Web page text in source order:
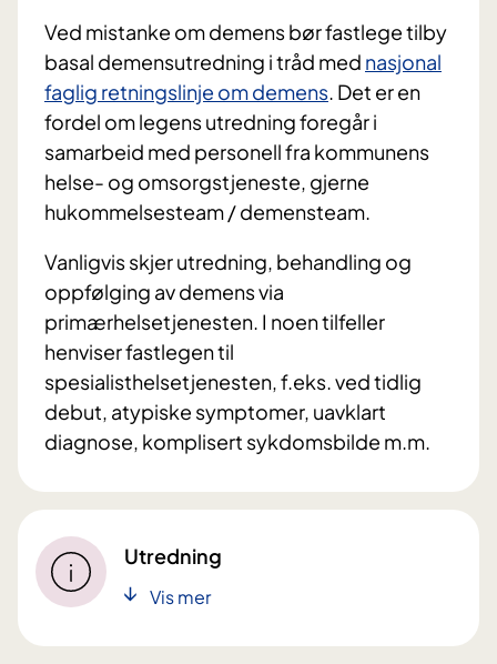
Ved mistanke om demens bør fastlege tilby
basal demensutredning i tråd med nasjonal
faglig retningslinje om demens. Det er en
fordel om legens utredning foregår i
samarbeid med personell fra kommunens
helse- og omsorgstjeneste, gjerne
hukommelsesteam / demensteam.
Vanligvis skjer utredning, behandling og
oppfølging av demens via
primærhelsetjenesten. I noen tilfeller
henviser fastlegen til
spesialisthelsetjenesten, f.eks. ved tidlig
debut, atypiske symptomer, uavklart
diagnose, komplisert sykdomsbilde m.m.
Utredning
Vis mer